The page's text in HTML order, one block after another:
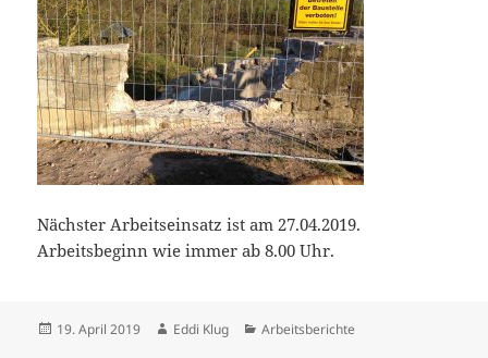
Nächster Arbeitseinsatz ist am 27.04.2019.
Arbeitsbeginn wie immer ab 8.00 Uhr.
Veröffentlicht
19. April 2019 Autor
Eddi Klug Kategorien
Arbeitsberichte